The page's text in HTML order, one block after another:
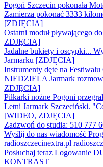
Pogoń Szczecin pokonała
Zamierza pokonać 3333
[ZDJĘCIA]
Ostatni moduł pływającego
ZDJĘCIA]
Jadalne bukiety i oscypki...
Jarmarku [ZDJĘCIA]
Instrumenty dęte na
NIEDZIELA Jarmark
ZDJĘCIA]
Piłkarki nożne Pogoni
Letni Jarmark Szczeciński.
[WIDEO, ZDJĘCIA]
Zadzwoń do studia: 510 777
Wyślij do nas wiadomość
radioszczecinextra.pl
Posłuchaj teraz Logowanie
KONTRAST